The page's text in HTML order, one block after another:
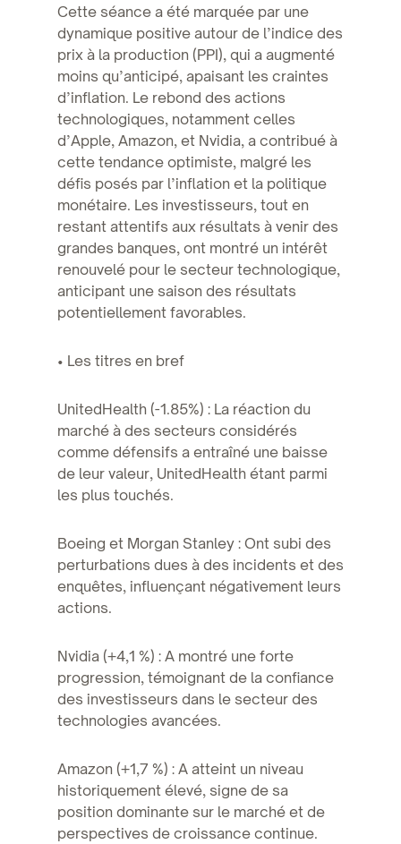
Cette séance a été marquée par une
dynamique positive autour de l’indice des
prix à la production (PPI), qui a augmenté
moins qu’anticipé, apaisant les craintes
d’inflation. Le rebond des actions
technologiques, notamment celles
d’Apple, Amazon, et Nvidia, a contribué à
cette tendance optimiste, malgré les
défis posés par l’inflation et la politique
monétaire. Les investisseurs, tout en
restant attentifs aux résultats à venir des
grandes banques, ont montré un intérêt
renouvelé pour le secteur technologique,
anticipant une saison des résultats
potentiellement favorables.
• Les titres en bref
UnitedHealth (-1.85%) : La réaction du
marché à des secteurs considérés
comme défensifs a entraîné une baisse
de leur valeur, UnitedHealth étant parmi
les plus touchés.
Boeing et Morgan Stanley : Ont subi des
perturbations dues à des incidents et des
enquêtes, influençant négativement leurs
actions.
Nvidia (+4,1 %) : A montré une forte
progression, témoignant de la confiance
des investisseurs dans le secteur des
technologies avancées.
Amazon (+1,7 %) : A atteint un niveau
historiquement élevé, signe de sa
position dominante sur le marché et de
perspectives de croissance continue.